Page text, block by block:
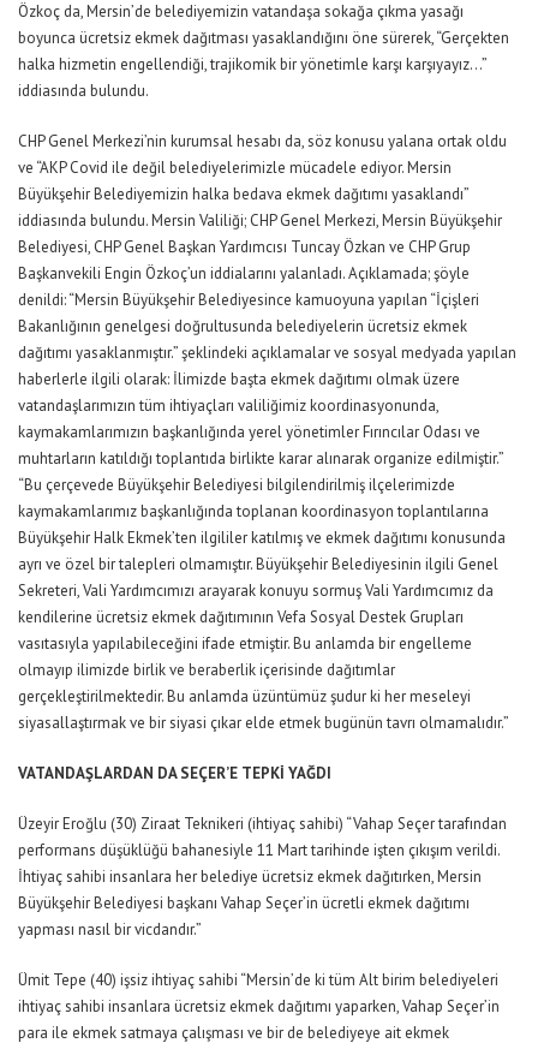
Özkoç da, Mersin’de belediyemizin vatandaşa sokağa çıkma yasağı
boyunca ücretsiz ekmek dağıtması yasaklandığını öne sürerek, “Gerçekten
halka hizmetin engellendiği, trajikomik bir yönetimle karşı karşıyayız…”
iddiasında bulundu.
CHP Genel Merkezi’nin kurumsal hesabı da, söz konusu yalana ortak oldu
ve “AKP Covid ile değil belediyelerimizle mücadele ediyor. Mersin
Büyükşehir Belediyemizin halka bedava ekmek dağıtımı yasaklandı”
iddiasında bulundu. Mersin Valiliği; CHP Genel Merkezi, Mersin Büyükşehir
Belediyesi, CHP Genel Başkan Yardımcısı Tuncay Özkan ve CHP Grup
Başkanvekili Engin Özkoç’un iddialarını yalanladı. Açıklamada; şöyle
denildi: “Mersin Büyükşehir Belediyesince kamuoyuna yapılan “İçişleri
Bakanlığının genelgesi doğrultusunda belediyelerin ücretsiz ekmek
dağıtımı yasaklanmıştır.” şeklindeki açıklamalar ve sosyal medyada yapılan
haberlerle ilgili olarak: İlimizde başta ekmek dağıtımı olmak üzere
vatandaşlarımızın tüm ihtiyaçları valiliğimiz koordinasyonunda,
kaymakamlarımızın başkanlığında yerel yönetimler Fırıncılar Odası ve
muhtarların katıldığı toplantıda birlikte karar alınarak organize edilmiştir.”
“Bu çerçevede Büyükşehir Belediyesi bilgilendirilmiş ilçelerimizde
kaymakamlarımız başkanlığında toplanan koordinasyon toplantılarına
Büyükşehir Halk Ekmek’ten ilgililer katılmış ve ekmek dağıtımı konusunda
ayrı ve özel bir talepleri olmamıştır. Büyükşehir Belediyesinin ilgili Genel
Sekreteri, Vali Yardımcımızı arayarak konuyu sormuş Vali Yardımcımız da
kendilerine ücretsiz ekmek dağıtımının Vefa Sosyal Destek Grupları
vasıtasıyla yapılabileceğini ifade etmiştir. Bu anlamda bir engelleme
olmayıp ilimizde birlik ve beraberlik içerisinde dağıtımlar
gerçekleştirilmektedir. Bu anlamda üzüntümüz şudur ki her meseleyi
siyasallaştırmak ve bir siyasi çıkar elde etmek bugünün tavrı olmamalıdır.”
VATANDAŞLARDAN DA SEÇER’E TEPKİ YAĞDI
Üzeyir Eroğlu (30) Ziraat Teknikeri (ihtiyaç sahibi) “Vahap Seçer tarafından
performans düşüklüğü bahanesiyle 11 Mart tarihinde işten çıkışım verildi.
İhtiyaç sahibi insanlara her belediye ücretsiz ekmek dağıtırken, Mersin
Büyükşehir Belediyesi başkanı Vahap Seçer’in ücretli ekmek dağıtımı
yapması nasıl bir vicdandır.”
Ümit Tepe (40) işsiz ihtiyaç sahibi “Mersin’de ki tüm Alt birim belediyeleri
ihtiyaç sahibi insanlara ücretsiz ekmek dağıtımı yaparken, Vahap Seçer’in
para ile ekmek satmaya çalışması ve bir de belediyeye ait ekmek